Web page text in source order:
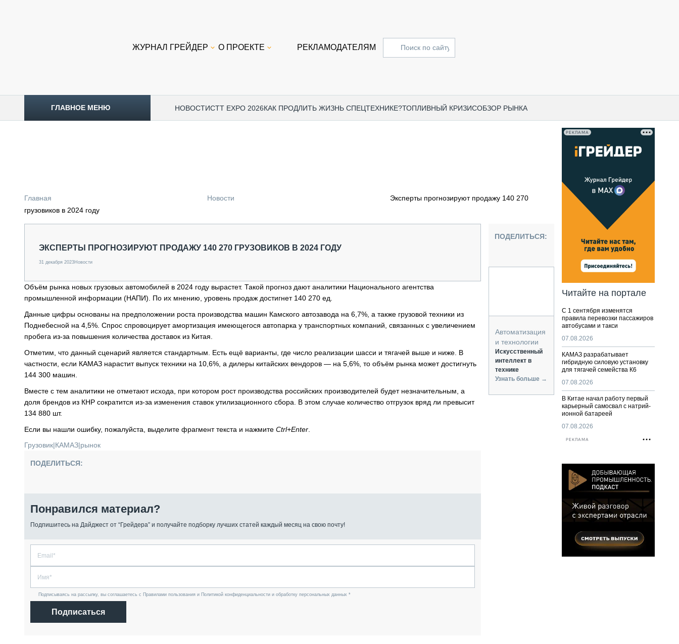
ЖУРНАЛ ГРЕЙДЕР О ПРОЕКТЕ РЕКЛАМОДАТЕЛЯМ
ГЛАВНОЕ МЕНЮ НОВОСТИCTT EXPO 2026КАК ПРОДЛИТЬ ЖИЗНЬ СПЕЦТЕХНИКЕ?ТОПЛИВНЫЙ КРИЗИСОБЗОР РЫНКА
ОБЗОР РЫНКА
ГРУЗОПЕРЕВОЗКИ
ИСПЫТАТЕЛИ
ТЕХНОЛОГИИ
ДОРОЖНАЯ ИНДУСТРИЯ
СЕРВИСМЕНЫ
ПОДЪЁМНАЯ ТЕХНИКА
ПАССАЖИРСКИЙ ТРАНСПОРТ
КАРЬЕРНАЯ ТЕХНИКА
АВТОМАТИЗАЦИЯ И ТЕХНОЛОГИИ
КОМПЛЕКТУЮЩИЕ И СЕРВИС
Главная Новости
Эксперты прогнозируют продажу 140 270
грузовиков в 2024 году
ЭКСПЕРТЫ ПРОГНОЗИРУЮТ ПРОДАЖУ 140 270 ГРУЗОВИКОВ В 2024 ГОДУ
31 декабря 2023Новости
Объём рынка новых грузовых автомобилей в 2024 году вырастет. Такой прогноз дают аналитики Национального агентства
промышленной информации (НАПИ). По их мнению, уровень продаж достигнет 140 270 ед.
Данные цифры основаны на предположении роста производства машин Камского автозавода на 6,7%, а также грузовой техники из
Поднебесной на 4,5%. Спрос спровоцирует амортизация имеющегося автопарка у транспортных компаний, связанных с увеличением
пробега из-за повышения количества доставок из Китая.
Отметим, что данный сценарий является стандартным. Есть ещё варианты, где число реализации шасси и тягачей выше и ниже. В
частности, если КАМАЗ нарастит выпуск техники на 10,6%, а дилеры китайских вендоров — на 5,6%, то объём рынка может достигнуть
144 300 машин.
Вместе с тем аналитики не отметают исхода, при котором рост производства российских производителей будет незначительным, а
доля брендов из КНР сократится из-за изменения ставок утилизационного сбора. В этом случае количество отгрузок вряд ли превысит
134 880 шт.
Если вы нашли ошибку, пожалуйста, выделите фрагмент текста и нажмите Ctrl+Enter
Грузовик|КАМАЗ|рынок
ПОДЕЛИТЬСЯ:
Понравился материал?
Подпишитесь на Дайджест от “Грейдера” и получайте подборку лучших статей каждый месяц на свою почту!
Подписываясь на рассылку, вы соглашаетесь с Правилами пользования и Политикой конфиденциальности и обработку персональных данных *
Подписаться
ПОДЕЛИТЬСЯ:
Автоматизация
и технологии
Искусственный
интеллект в
технике
Узнать больше →
РЕКЛАМА
Читайте на портале
С 1 сентября изменятся
правила перевозки пассажиров
автобусами и такси
07.08.2026
КАМАЗ разрабатывает
гибридную силовую установку
для тягачей семейства К6
07.08.2026
В Китае начал работу первый
карьерный самосвал с натрий-
ионной батареей
07.08.2026
РЕКЛАМА